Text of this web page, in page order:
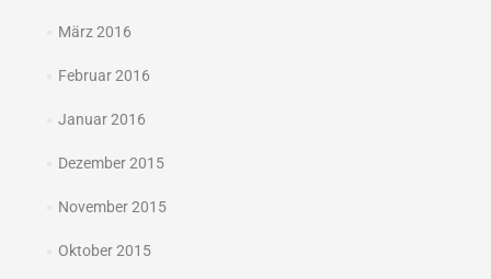
März 2016
Februar 2016
Januar 2016
Dezember 2015
November 2015
Oktober 2015